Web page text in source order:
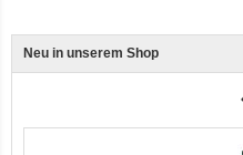
Neu in unserem Shop